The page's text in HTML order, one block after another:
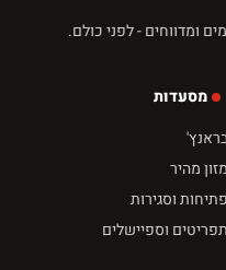
ומדווחים - לפני כולם.
מסעדות
מזון מהיר
פתיחות וסגירות
תפריטים וספיישלים